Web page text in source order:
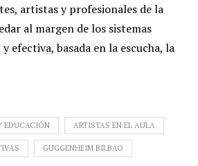
artistas y profesionales de la
al margen de los sistemas
basada en la escucha, la
EDUCACIÓN ARTISTAS EN EL AULA
GUGGENHEIM BILBAO